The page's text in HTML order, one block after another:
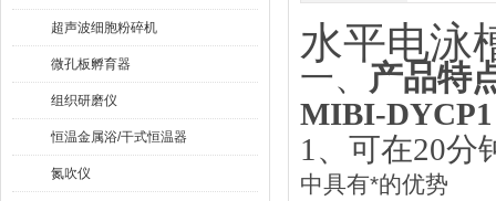
超声波细胞粉碎机
微孔板孵育器
组织研磨仪
恒温金属浴/干式恒温器
氮吹仪
水平电泳
一、 产品特
MIBI-
1、 可在20分
中具有*的优势